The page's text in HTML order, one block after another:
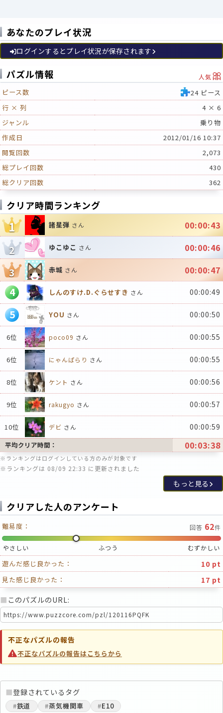
あなたのプレイ状況
ログインするとプレイ状況が保存されます
パズル情報 人気 🎀
ピース数
24 ピース
行 × 列
4 × 6
ジャンル
乗り物
作成日
2012/01/16 10:37
閲覧回数
2,073
総プレイ回数
430
総クリア回数
362
クリア時間ランキング
1 諸星弾 さん 00:00:43
2 ゆこゆこ さん 00:00:46
3 赤城 さん 00:00:47
4 しんのすけ.D.ぐらせすき さん 00:00:49
5 YOU さん 00:00:50
6位 poco09 さん 00:00:55
6位 にゃんぱらり さん 00:00:55
8位 ケント さん 00:00:56
9位 rakugyo さん 00:00:57
10位 デビ さん 00:00:59
平均クリア時間： 00:03:38
※ランキングはログインしている方のみが対象です
※ランキングは 08/09 22:33 に更新されました
もっと見る
クリアした人のアンケート
難易度： 回答 62件
やさしい ふつう むずかしい
遊んだ感じ良かった： 10 pt
見た感じ良かった：
17 pt
■ このパズルのURL:
不正なパズルの報告
不正なパズルの報告はこちらから
■登録されているタグ
#鉄道 #蒸気機関車 #E10